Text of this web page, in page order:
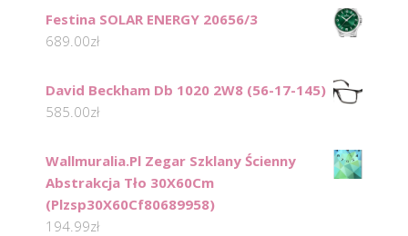
Festina SOLAR ENERGY 20656/3
689.00zł
David Beckham Db 1020 2W8 (56-17-145)
585.00zł
Wallmuralia.Pl Zegar Szklany Ścienny
Abstrakcja Tło 30X60Cm
(Plzsp30X60Cf80689958)
194.99zł